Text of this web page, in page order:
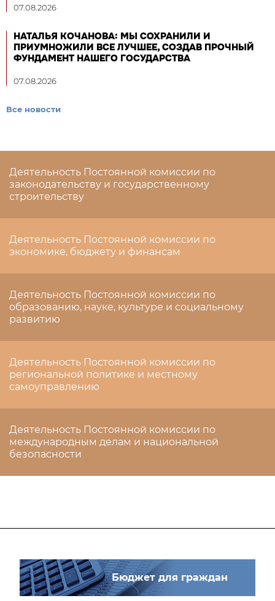
07.08.2026
НАТАЛЬЯ КОЧАНОВА: МЫ СОХРАНИЛИ И
ПРИУМНОЖИЛИ ВСЕ ЛУЧШЕЕ, СОЗДАВ ПРОЧНЫЙ
ФУНДАМЕНТ НАШЕГО ГОСУДАРСТВА
07.08.2026
Все новости
Деятельность Постоянной комиссии по
законодательству и государственному
строительству
Деятельность Постоянной комиссии по
экономике, бюджету и финансам
Деятельность Постоянной комиссии по
образованию, науке, культуре и социальному
развитию
Деятельность Постоянной комиссии по
региональной политике и местному
самоуправлению
Деятельность Постоянной комиссии по
международным делам и национальной
безопасности
Бюджет для граждан